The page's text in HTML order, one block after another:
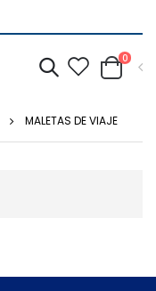
0
MALETAS DE VIAJE